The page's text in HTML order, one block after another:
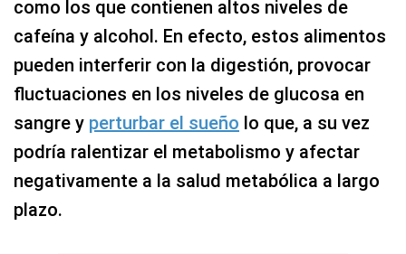
como los que contienen altos niveles de
cafeína y alcohol. En efecto, estos alimentos
pueden interferir con la digestión, provocar
fluctuaciones en los niveles de glucosa en
sangre y perturbar el sueño lo que, a su vez
podría ralentizar el metabolismo y afectar
negativamente a la salud metabólica a largo
plazo.